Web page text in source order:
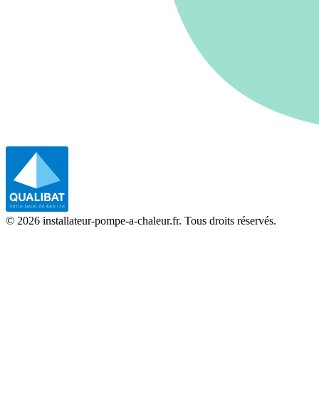
© 2026 installateur-pompe-a-chaleur.fr. Tous droits réservés.